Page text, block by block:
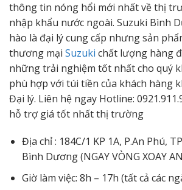
thông tin nóng hổi mới nhất về thị
nhập khẩu nước ngoài. Suzuki Bình
hào là đại lý cung cấp nhưng sản
thương mại Suzuki chất lượng hàng
những trải nghiệm tốt nhất cho quý
phù hợp với túi tiền của khách hàng
Đại lý. Liên hệ ngay Hotline:
hỗ trợ giá tốt nhất thị trường
Địa chỉ : 184C/1 KP 1A, P.An Phú,
Bình Dương (NGAY VÒNG XOAY
Giờ làm việc: 8h – 17h (tất cả các